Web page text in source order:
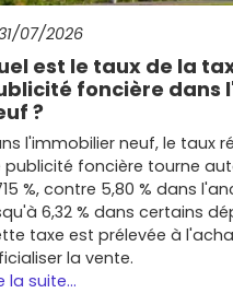
07/2026
est le taux de la
foncière dans
?
l'immobilier neuf, le taux
publicité foncière tourne
%, contre 5,80 % dans
6,32 % dans certains
taxe est prélevée à
la vente.
la suite...